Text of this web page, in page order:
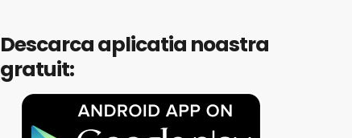
Descarca aplicatia noastra
gratuit: